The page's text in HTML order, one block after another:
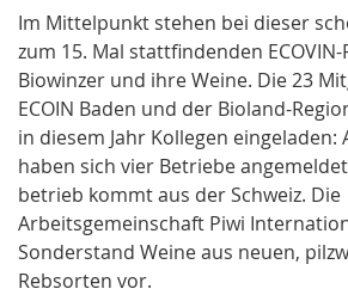
Im Mittelpunkt stehen bei dieser
zum 15. Mal stattfindenden
Biowinzer und ihre Weine. Die 23
ECOIN Baden und der Bioland-
in diesem Jahr Kollegen eingeladen:
haben sich vier Betriebe
betrieb kommt aus der Schweiz. Die
Arbeitsgemeinschaft Piwi
Sonderstand Weine aus neuen,
Rebsorten vor.